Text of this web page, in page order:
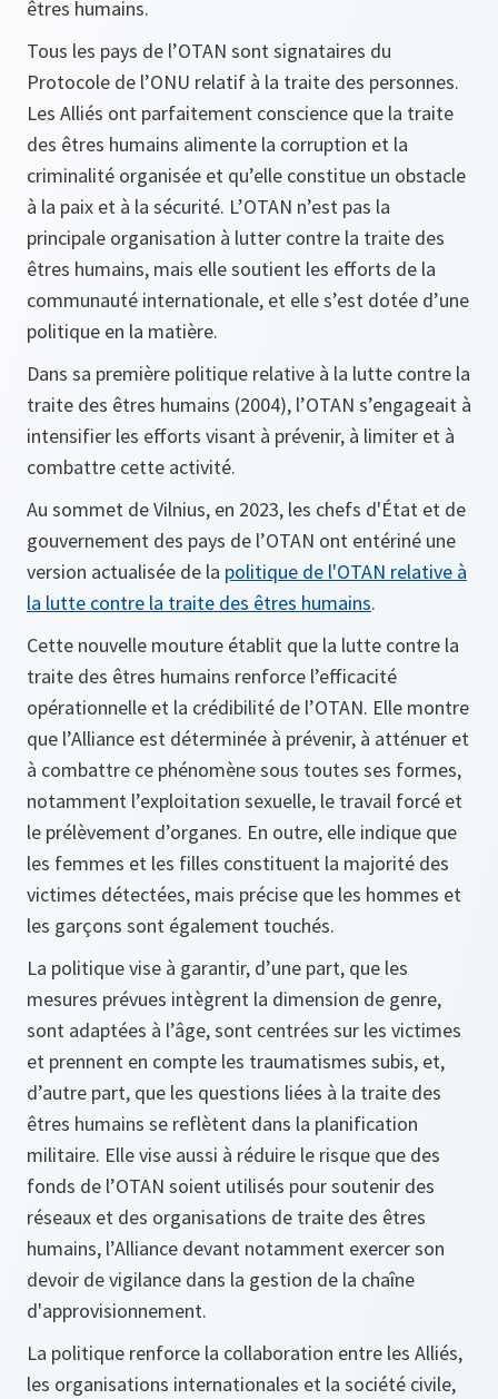
êtres humains.
Tous les pays de l’OTAN sont signataires du
Protocole de l’ONU relatif à la traite des personnes.
Les Alliés ont parfaitement conscience que la traite
des êtres humains alimente la corruption et la
criminalité organisée et qu’elle constitue un obstacle
à la paix et à la sécurité. L’OTAN n’est pas la
principale organisation à lutter contre la traite des
êtres humains, mais elle soutient les efforts de la
communauté internationale, et elle s’est dotée d’une
politique en la matière.
Dans sa première politique relative à la lutte contre la
traite des êtres humains (2004), l’OTAN s’engageait à
intensifier les efforts visant à prévenir, à limiter et à
combattre cette activité.
Au sommet de Vilnius, en 2023, les chefs d'État et de
gouvernement des pays de l’OTAN ont entériné une
version actualisée de la politique de l'OTAN relative à
la lutte contre la traite des êtres humains.
Cette nouvelle mouture établit que la lutte contre la
traite des êtres humains renforce l’efficacité
opérationnelle et la crédibilité de l’OTAN. Elle montre
que l’Alliance est déterminée à prévenir, à atténuer et
à combattre ce phénomène sous toutes ses formes,
notamment l’exploitation sexuelle, le travail forcé et
le prélèvement d’organes. En outre, elle indique que
les femmes et les filles constituent la majorité des
victimes détectées, mais précise que les hommes et
les garçons sont également touchés.
La politique vise à garantir, d’une part, que les
mesures prévues intègrent la dimension de genre,
sont adaptées à l’âge, sont centrées sur les victimes
et prennent en compte les traumatismes subis, et,
d’autre part, que les questions liées à la traite des
êtres humains se reflètent dans la planification
militaire. Elle vise aussi à réduire le risque que des
fonds de l’OTAN soient utilisés pour soutenir des
réseaux et des organisations de traite des êtres
humains, l’Alliance devant notamment exercer son
devoir de vigilance dans la gestion de la chaîne
d'approvisionnement.
La politique renforce la collaboration entre les Alliés,
les organisations internationales et la société civile,